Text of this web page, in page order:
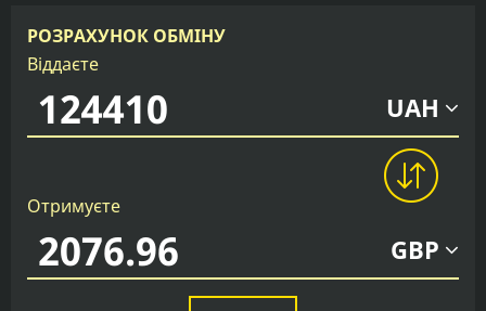
РОЗРАХУНОК ОБМІНУ
Віддаєте
UAH
Отримуєте
GBP